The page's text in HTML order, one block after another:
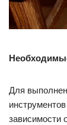
Для
зависимости